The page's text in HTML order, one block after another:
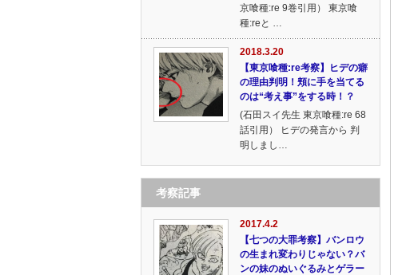
京喰種:re 9巻引用） 東京喰
種:reと …
2018.3.20
【東京喰種:re考察】ヒデの癖
の理由判明！頬に手を当てる
のは“考え事”をする時！？
(石田スイ先生 東京喰種:re 68
話引用） ヒデの発言から 判
明しまし…
考察記事
2017.4.2
【七つの大罪考察】バンロウ
の生まれ変わりじゃない？バ
ンの妹のぬいぐるみとゲラー